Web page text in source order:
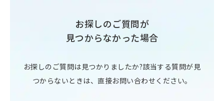
お探しのご質問が
見つからなかった場合
お探しのご質問は見つかりましたか?該当する質問が見
つからないときは、直接お問い合わせください。